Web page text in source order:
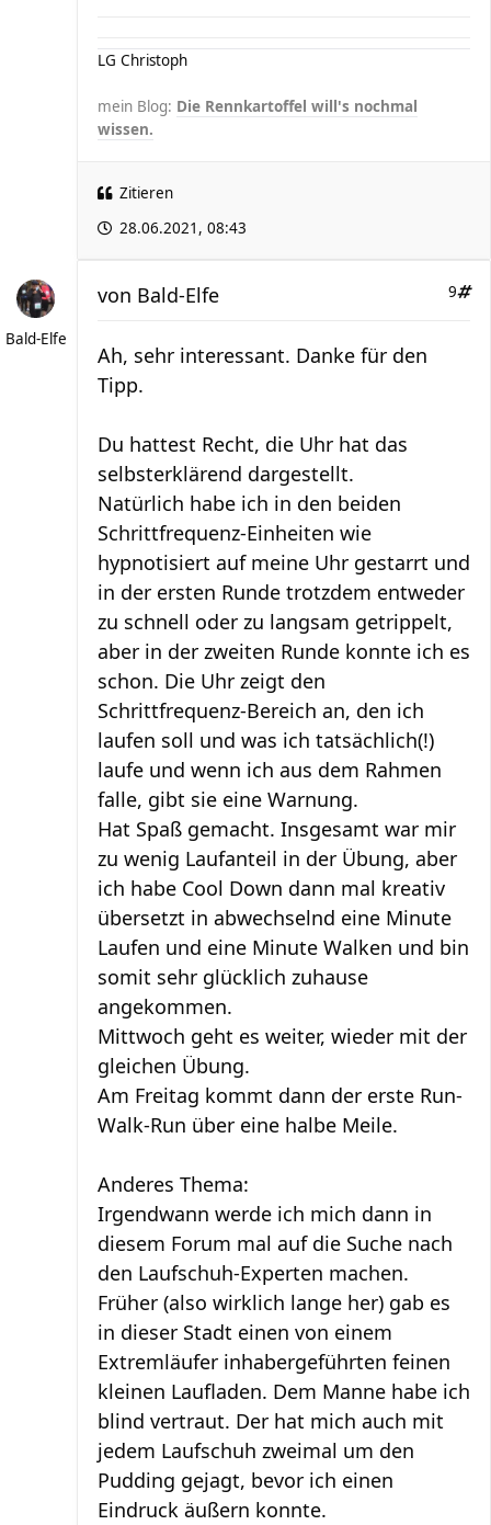
LG Christoph
mein Blog: Die Rennkartoffel will's nochmal
wissen.
Zitieren
28.06.2021, 08:43
Bald-Elfe
9
von Bald-Elfe
Ah, sehr interessant. Danke für den
Tipp.
Du hattest Recht, die Uhr hat das
selbsterklärend dargestellt.
Natürlich habe ich in den beiden
Schrittfrequenz-Einheiten wie
hypnotisiert auf meine Uhr gestarrt und
in der ersten Runde trotzdem entweder
zu schnell oder zu langsam getrippelt,
aber in der zweiten Runde konnte ich es
schon. Die Uhr zeigt den
Schrittfrequenz-Bereich an, den ich
laufen soll und was ich tatsächlich(!)
laufe und wenn ich aus dem Rahmen
falle, gibt sie eine Warnung.
Hat Spaß gemacht. Insgesamt war mir
zu wenig Laufanteil in der Übung, aber
ich habe Cool Down dann mal kreativ
übersetzt in abwechselnd eine Minute
Laufen und eine Minute Walken und bin
somit sehr glücklich zuhause
angekommen.
Mittwoch geht es weiter, wieder mit der
gleichen Übung.
Am Freitag kommt dann der erste Run-
Walk-Run über eine halbe Meile.
Anderes Thema:
Irgendwann werde ich mich dann in
diesem Forum mal auf die Suche nach
den Laufschuh-Experten machen.
Früher (also wirklich lange her) gab es
in dieser Stadt einen von einem
Extremläufer inhabergeführten feinen
kleinen Laufladen. Dem Manne habe ich
blind vertraut. Der hat mich auch mit
jedem Laufschuh zweimal um den
Pudding gejagt, bevor ich einen
Eindruck äußern konnte.